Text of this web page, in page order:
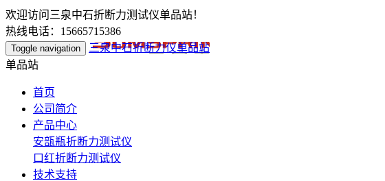
欢迎访问三泉中石折断力测试仪单品站！
热线电话：15665715386
Toggle navigation
三泉中石折断力仪单品站
单品站
首页
公司简介
产品中心
安瓿瓶折断力测试仪
口红折断力测试仪
技术支持